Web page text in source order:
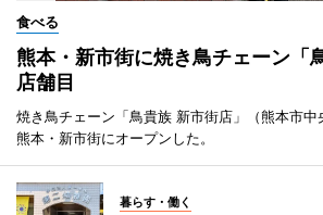
食べる
熊本・新市街に焼き鳥チェーン
店舗目
焼き鳥チェーン「鳥貴族 新市街店」（熊本市中
熊本・新市街にオープンした。
暮らす・働く